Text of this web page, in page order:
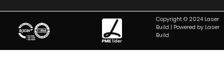
Copyright © 2024 Laser
Build | Powered by Laser
Build